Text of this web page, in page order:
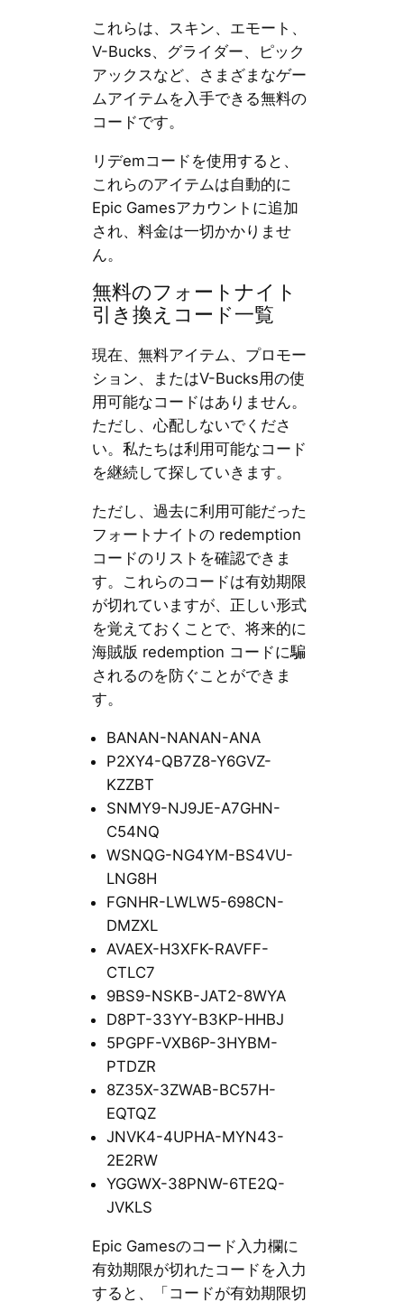
これらは、スキン、エモート、
V-Bucks、グライダー、ピック
アックスなど、さまざまなゲー
ムアイテムを入手できる無料の
コードです。
リデemコードを使用すると、
これらのアイテムは自動的に
Epic Gamesアカウントに追加
され、料金は一切かかりませ
ん。
無料のフォートナイト
引き換えコード一覧
現在、無料アイテム、プロモー
ション、またはV-Bucks用の使
用可能なコードはありません。
ただし、心配しないでくださ
い。私たちは利用可能なコード
を継続して探していきます。
ただし、過去に利用可能だった
フォートナイトの redemption
コードのリストを確認できま
す。これらのコードは有効期限
が切れていますが、正しい形式
を覚えておくことで、将来的に
海賊版 redemption コードに騙
されるのを防ぐことができま
す。
BANAN-NANAN-ANA
P2XY4-QB7Z8-Y6GVZ-
KZZBT
SNMY9-NJ9JE-A7GHN-
C54NQ
WSNQG-NG4YM-BS4VU-
LNG8H
FGNHR-LWLW5-698CN-
DMZXL
AVAEX-H3XFK-RAVFF-
CTLC7
9BS9-NSKB-JAT2-8WYA
D8PT-33YY-B3KP-HHBJ
5PGPF-VXB6P-3HYBM-
PTDZR
8Z35X-3ZWAB-BC57H-
EQTQZ
JNVK4-4UPHA-MYN43-
2E2RW
YGGWX-38PNW-6TE2Q-
JVKLS
Epic Gamesのコード入力欄に
有効期限が切れたコードを入力
すると、「コードが有効期限切